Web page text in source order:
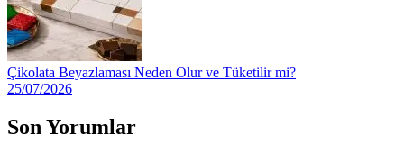
Çikolata Beyazlaması Neden Olur ve Tüketilir mi?
25/07/2026
Son Yorumlar